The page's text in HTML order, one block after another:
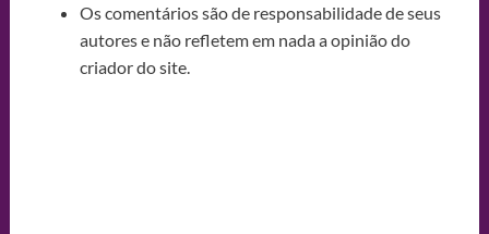
Os comentários são de responsabilidade de seus
autores e não refletem em nada a opinião do
criador do site.